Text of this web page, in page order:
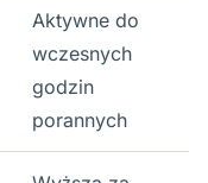
Aktywne do
wczesnych
godzin
porannych